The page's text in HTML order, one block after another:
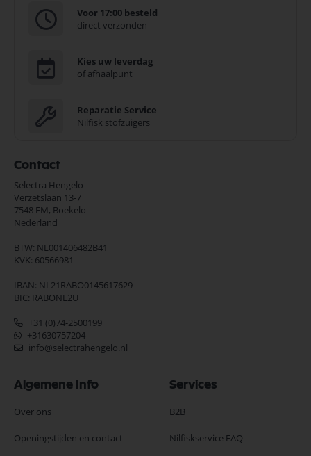
Voor 17:00 besteld
direct verzonden
Kies uw leverdag
of afhaalpunt
Reparatie Service
Nilfisk stofzuigers
Contact
Selectra Hengelo
Verzetslaan 13-7
7548 EM, Boekelo
Nederland
BTW: NL001406482B41
KVK: 60566981
IBAN: NL21RABO0145617629
BIC: RABONL2U
+31 (0)74-2500199
+31630757204
info@selectrahengelo.nl
Algemene Info
Over ons
Openingstijden en contact
Services
B2B
Nilfiskservice FAQ